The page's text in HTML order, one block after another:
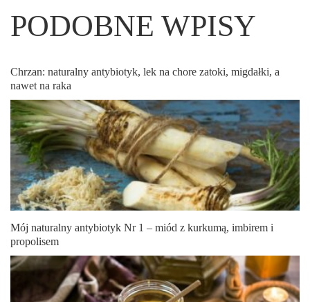
PODOBNE WPISY
Chrzan: naturalny antybiotyk, lek na chore zatoki, migdałki, a
nawet na raka
Mój naturalny antybiotyk Nr 1 – miód z kurkumą, imbirem i
propolisem